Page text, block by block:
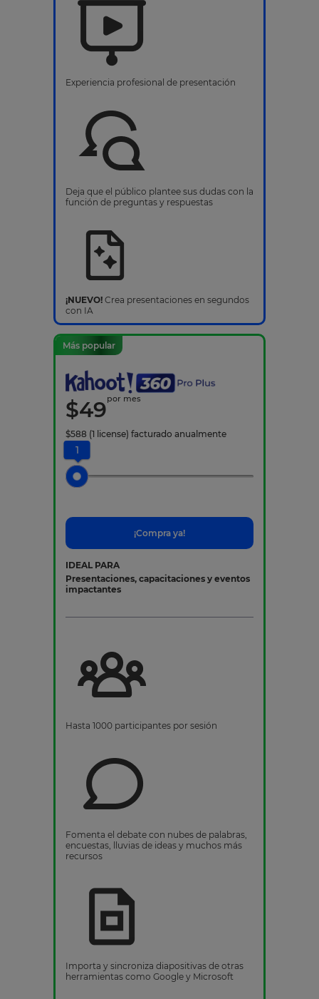
Experiencia profesional de presentación
Deja que el público plantee sus dudas con la
función de preguntas y respuestas
¡NUEVO! Crea presentaciones en segundos
con IA
Más popular
$49por mes
$588 (1 license) facturado anualmente
1
¡Compra ya!
IDEAL PARA
Presentaciones, capacitaciones y eventos
impactantes
Hasta 1000 participantes por sesión
Fomenta el debate con nubes de palabras,
encuestas, lluvias de ideas y muchos más
recursos
Importa y sincroniza diapositivas de otras
herramientas como Google y Microsoft